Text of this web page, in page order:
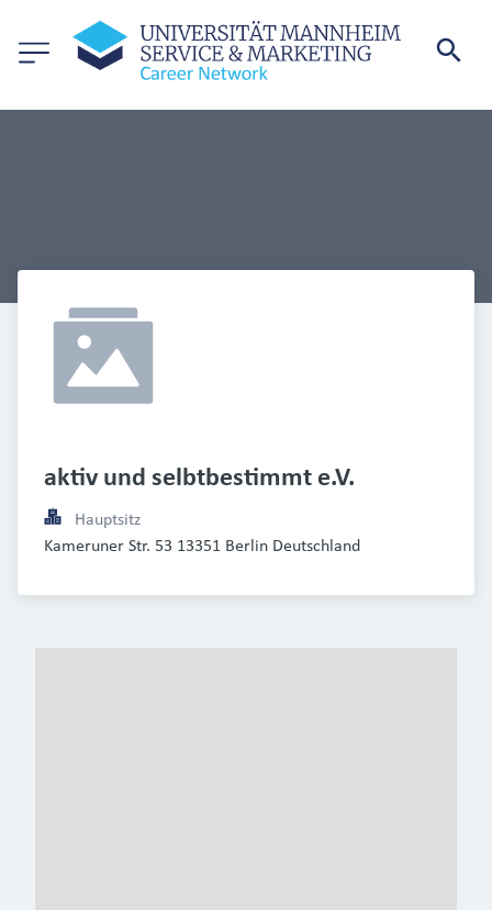
aktiv und selbtbestimmt e.V.
Hauptsitz
Kameruner Str. 53 13351 Berlin Deutschland